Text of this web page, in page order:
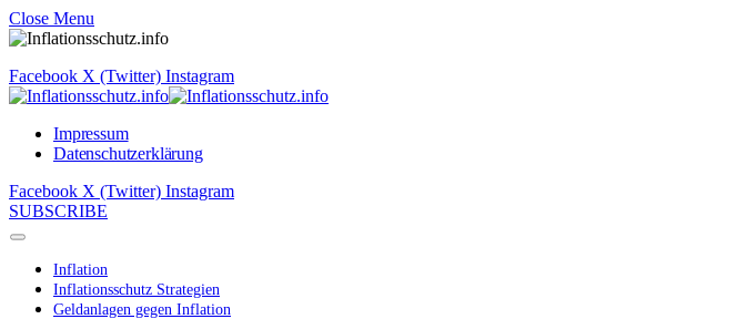
Close Menu
Facebook X (Twitter) Instagram
Impressum
Datenschutzerklärung
Facebook X (Twitter) Instagram
SUBSCRIBE
Inflation
Inflationsschutz Strategien
Geldanlagen gegen Inflation